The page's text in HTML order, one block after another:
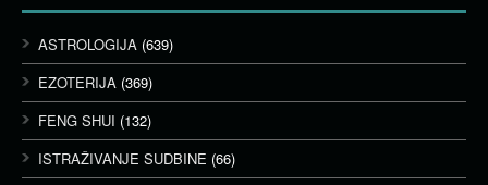
ASTROLOGIJA (639)
EZOTERIJA (369)
FENG SHUI (132)
ISTRAŽIVANJE SUDBINE (66)